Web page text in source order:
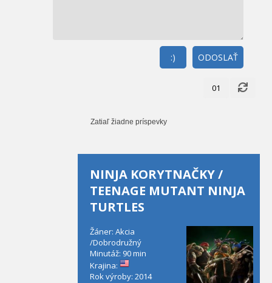
ODOSLAŤ
:)
01
Zatiaľ žiadne príspevky
NINJA KORYTNAČKY /
TEENAGE MUTANT NINJA
TURTLES
Žáner: Akcia
/Dobrodružný
Minutáž: 90 min
Krajina:
Rok výroby: 2014